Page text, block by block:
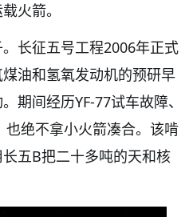
火箭。
长征五号工程2006年正式
油和氢氧发动机的预研早
期间经历YF-77试车故障、
绝不拿小火箭凑合。该啃
五B把二十多吨的天和核